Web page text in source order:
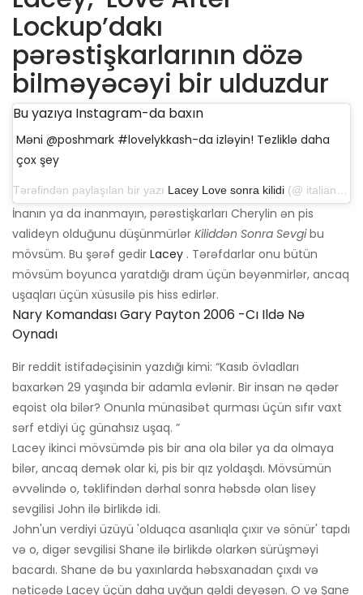
Lockup’dakı
pərəstişkarlarının dözə
bilməyəcəyi bir ulduzdur
Bu yazıya Instagram-da baxın
Məni @poshmark #lovelykkash-da izləyin! Tezliklə daha
çox şey
Tərəfindən paylaşılan bir yazı Lacey Love sonra kilidi (@ italian_queen757) 26 noyabr 2019-cu il tarixində, saat 7: 17-də PST
İnanın ya da inanmayın, pərəstişkarları Cherylin ən pis
valideyn olduğunu düşünmürlər Kiliddən Sonra Sevgibu
mövsüm. Bu şərəf gedir Lacey . Tərəfdarlar onu bütün
mövsüm boyunca yaratdığı dram üçün bəyənmirlər, ancaq
uşaqları üçün xüsusilə pis hiss edirlər.
Nary Komandası Gary Payton 2006 -cı Ildə Nə
Oynadı
Bir reddit istifadəçisinin yazdığı kimi: “Kasıb övladları
baxarkən 29 yaşında bir adamla evlənir. Bir insan nə qədər
eqoist ola bilər? Onunla münasibət qurması üçün sıfır vaxt
sərf etdiyi üç günahsız uşaq. ”
Lacey ikinci mövsümdə pis bir ana ola bilər ya da olmaya
bilər, ancaq demək olar ki, pis bir qız yoldaşdı. Mövsümün
əvvəlində o, təklifindən dərhal sonra həbsdə olan lisey
sevgilisi John ilə birlikdə idi.
John'un verdiyi üzüyü 'olduqca asanlıqla çıxır və sönür' tapdı
və o, digər sevgilisi Shane ilə birlikdə olarkən sürüşməyi
bacardı. Shane də bu yaxınlarda həbsxanadan çıxdı və
nəticədə Lacey üçün daha uyğun gəldi deyəsən. O və Şane